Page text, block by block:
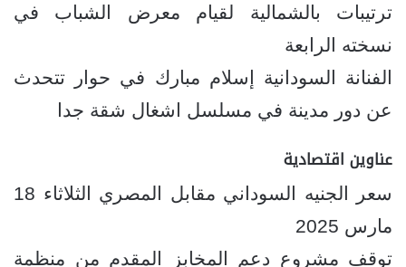
ترتيبات بالشمالية لقيام معرض الشباب في
نسخته الرابعة
الفنانة السودانية إسلام مبارك في حوار تتحدث
عن دور مدينة في مسلسل اشغال شقة جدا
عناوين اقتصادية
سعر الجنيه السوداني مقابل المصري الثلاثاء 18
مارس 2025
توقف مشروع دعم المخابز المقدم من منظمة